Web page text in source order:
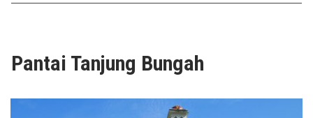
Pantai Tanjung Bungah